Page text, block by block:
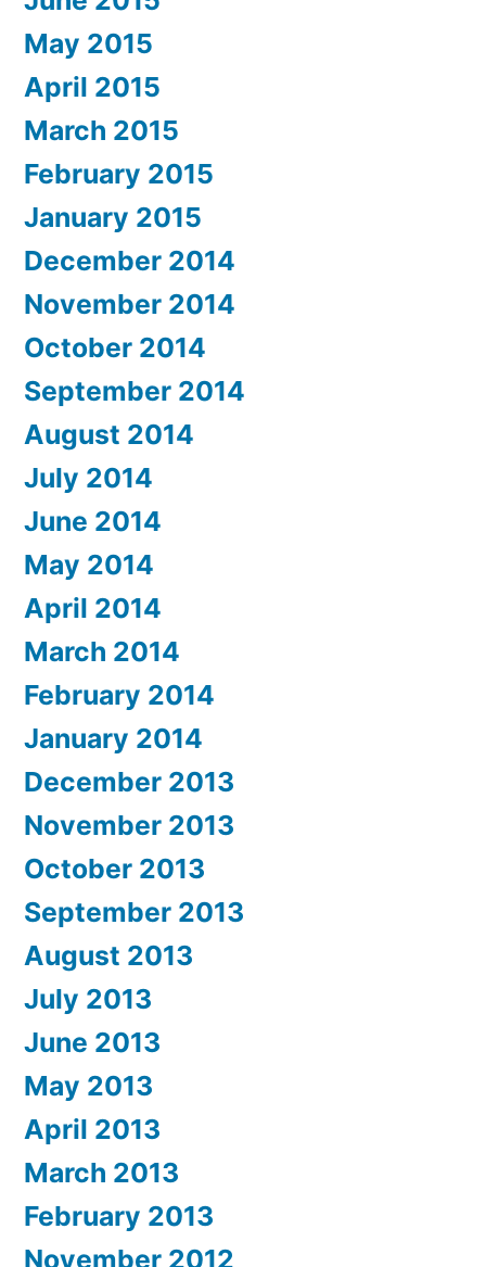
May 2015
April 2015
March 2015
February 2015
January 2015
December 2014
November 2014
October 2014
September 2014
August 2014
July 2014
June 2014
May 2014
April 2014
March 2014
February 2014
January 2014
December 2013
November 2013
October 2013
September 2013
August 2013
July 2013
June 2013
May 2013
April 2013
March 2013
February 2013
November 2012